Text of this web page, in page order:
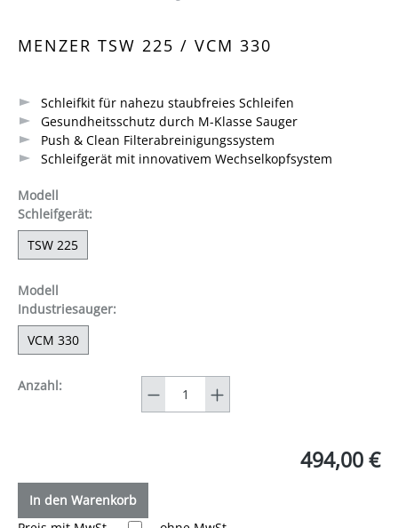
MENZER TSW 225 / VCM 330
Schleifkit für nahezu staubfreies Schleifen
Gesundheitsschutz durch M-Klasse Sauger
Push & Clean Filterabreinigungssystem
Schleifgerät mit innovativem Wechselkopfsystem
Modell
Schleifgerätauswählen
:
TSW 225
Modell
Industriesaugerauswählen
:
VCM 330
Anzahl:
494,00 €
In den Warenkorb